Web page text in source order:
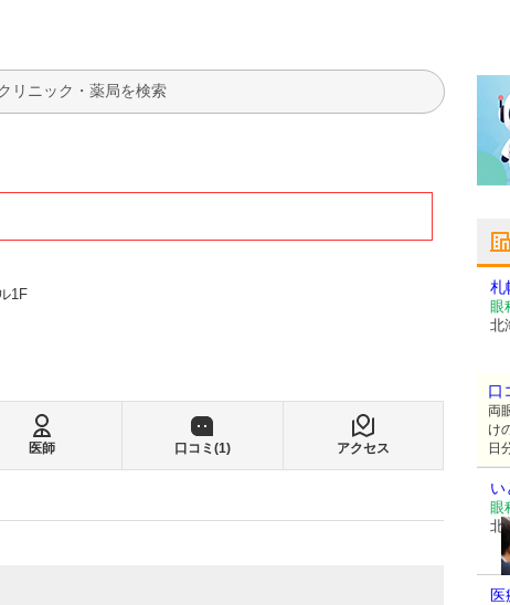
検索
1F
医師 口コミ(1) アクセス
札
眼
北
口
両
け
日
い
眼
北